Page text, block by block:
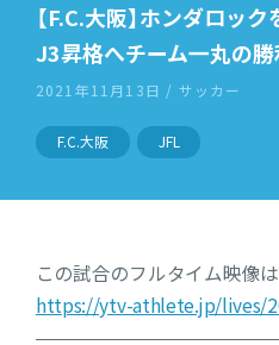
【F.C.大阪】ホンダロッ
J3昇格へチーム一丸の勝
2021年11月13日 / サッカー
F.C.大阪 JFL
この試合のフルタイム映像
https://ytv-athlete.jp/lives/